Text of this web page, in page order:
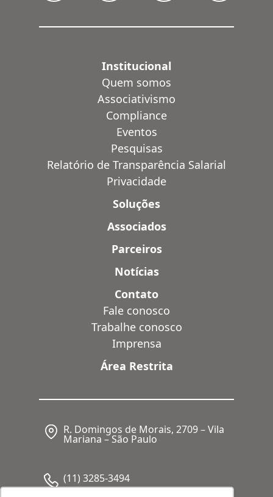
Institucional
Quem somos
Associativismo
Compliance
Eventos
Pesquisas
Relatório de Transparência Salarial
Privacidade
Soluções
Associados
Parceiros
Notícias
Contato
Fale conosco
Trabalhe conosco
Imprensa
Área Restrita
R. Domingos de Morais, 2709 – Vila
Mariana – São Paulo
(11) 3285-3494